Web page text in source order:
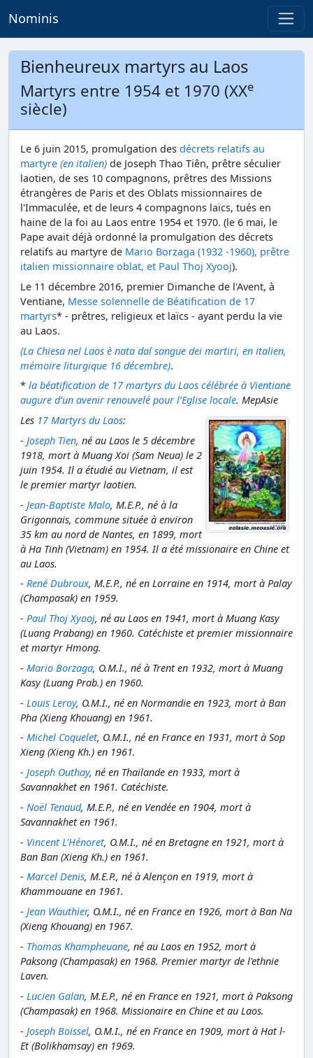
Nominis
Bienheureux martyrs au Laos
Martyrs entre 1954 et 1970 (XXe
siècle)
Le 6 juin 2015, promulgation des décrets relatifs au
martyre (en italien) de Joseph Thao Tiên, prêtre séculier
laotien, de ses 10 compagnons, prêtres des Missions
étrangères de Paris et des Oblats missionnaires de
l'Immaculée, et de leurs 4 compagnons laïcs, tués en
haine de la foi au Laos entre 1954 et 1970. (le 6 mai, le
Pape avait déjà ordonné la promulgation des décrets
relatifs au martyre de Mario Borzaga (1932 -1960), prêtre
italien missionnaire oblat, et Paul Thoj Xyooj).
Le 11 décembre 2016, premier Dimanche de l'Avent, à
Ventiane, Messe solennelle de Béatification de 17
martyrs* - prêtres, religieux et laïcs - ayant perdu la vie
au Laos.
(La Chiesa nel Laos è nata dal sangue dei martiri, en italien,
mémoire liturgique 16 décembre).
* la béatification de 17 martyrs du Laos célébrée à Vientiane
augure d’un avenir renouvelé pour l’Eglise locale. MepAsie
Les 17 Martyrs du Laos:
- Joseph Tien, né au Laos le 5 décembre
1918, mort à Muang Xoi (Sam Neua) le 2
juin 1954. Il a étudié au Vietnam, il est
le premier martyr laotien.
- Jean-Baptiste Malo, M.E.P., né à la
Grigonnais, commune située à environ
35 km au nord de Nantes, en 1899, mort
à Ha Tinh (Vietnam) en 1954. Il a été missionaire en Chine et
au Laos.
- René Dubroux, M.E.P., né en Lorraine en 1914, mort à Palay
(Champasak) en 1959.
- Paul Thoj Xyooj, né au Laos en 1941, mort à Muang Kasy
(Luang Prabang) en 1960. Catéchiste et premier missionnaire
et martyr Hmong.
- Mario Borzaga, O.M.I., né à Trent en 1932, mort à Muang
Kasy (Luang Prab.) en 1960.
- Louis Leroy, O.M.I., né en Normandie en 1923, mort à Ban
Pha (Xieng Khouang) en 1961.
- Michel Coquelet, O.M.I., né en France en 1931, mort à Sop
Xieng (Xieng Kh.) en 1961.
- Joseph Outhay, né en Thailande en 1933, mort à
Savannakhet en 1961. Catéchiste.
- Noël Tenaud, M.E.P., né en Vendée en 1904, mort à
Savannakhet en 1961.
- Vincent L'Hénoret, O.M.I., né en Bretagne en 1921, mort à
Ban Ban (Xieng Kh.) en 1961.
- Marcel Denis, M.E.P., né à Alençon en 1919, mort à
Khammouane en 1961.
- Jean Wauthier, O.M.I., né en France en 1926, mort à Ban Na
(Xieng Khouang) en 1967.
- Thomas Khampheuane, né au Laos en 1952, mort à
Paksong (Champasak) en 1968. Premier martyr de l'ethnie
Laven.
- Lucien Galan, M.E.P., né en France en 1921, mort à Paksong
(Champasak) en 1968. Missionaire en Chine et au Laos.
- Joseph Boissel, O.M.I., né en France en 1909, mort à Hat l-
Et (Bolikhamsay) en 1969.